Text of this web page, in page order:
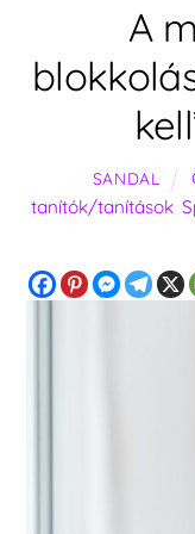
A
SANDAL
tanítók/tanítások,